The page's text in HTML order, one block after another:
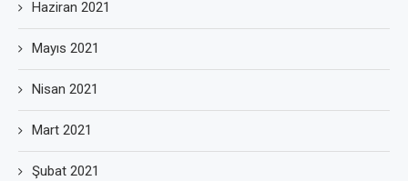
Haziran 2021
Mayıs 2021
Nisan 2021
Mart 2021
Şubat 2021